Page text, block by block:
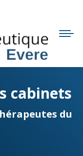
cabinets
du